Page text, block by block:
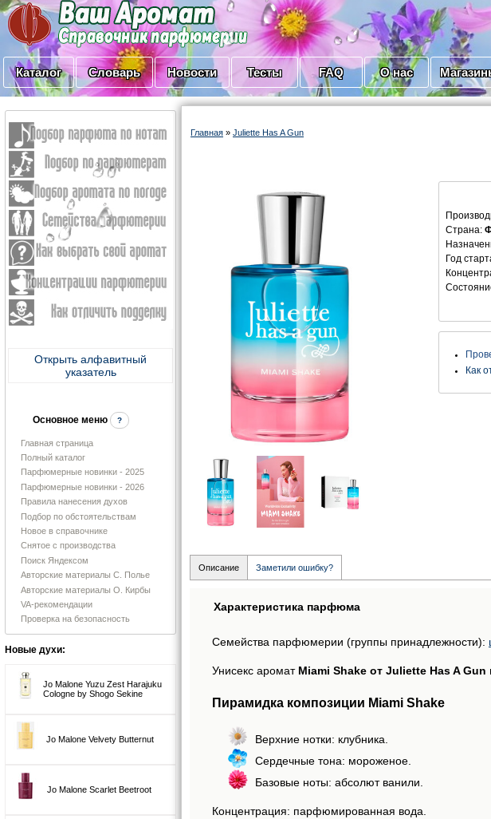
Каталог Словарь Новости Тесты FAQ О нас
Открыть алфавитный
указатель
Основное меню ?
Главная страница
Полный каталог
Парфюмерные новинки - 2025
Парфюмерные новинки - 2026
Правила нанесения духов
Подбор по обстоятельствам
Новое в справочнике
Снятое с производства
Поиск Яндексом
Авторские материалы С. Полье
Авторские материалы О. Кирбы
VA-рекомендации
Проверка на безопасность
Новые духи:
Jo Malone Yuzu Zest Harajuku
Cologne by Shogo Sekine
Jo Malone Velvety Butternut
Jo Malone Scarlet Beetroot
Главная » Juliette Has A Gun
Страна:
Год
Как
Описание Заметили ошибку?
Характеристика парфюма
Семейства парфюмерии (группы принадлежности):
Унисекс аромат Miami Shake от Juliette Has A Gun
Пирамидка композиции Miami Shake
Верхние нотки: клубника.
Сердечные тона: мороженое.
Базовые ноты: абсолют ванили.
Концентрация: парфюмированная вода.